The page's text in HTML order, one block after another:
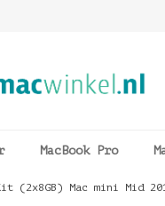
MacBook Pro
Kit (2x8GB) Mac mini Mid